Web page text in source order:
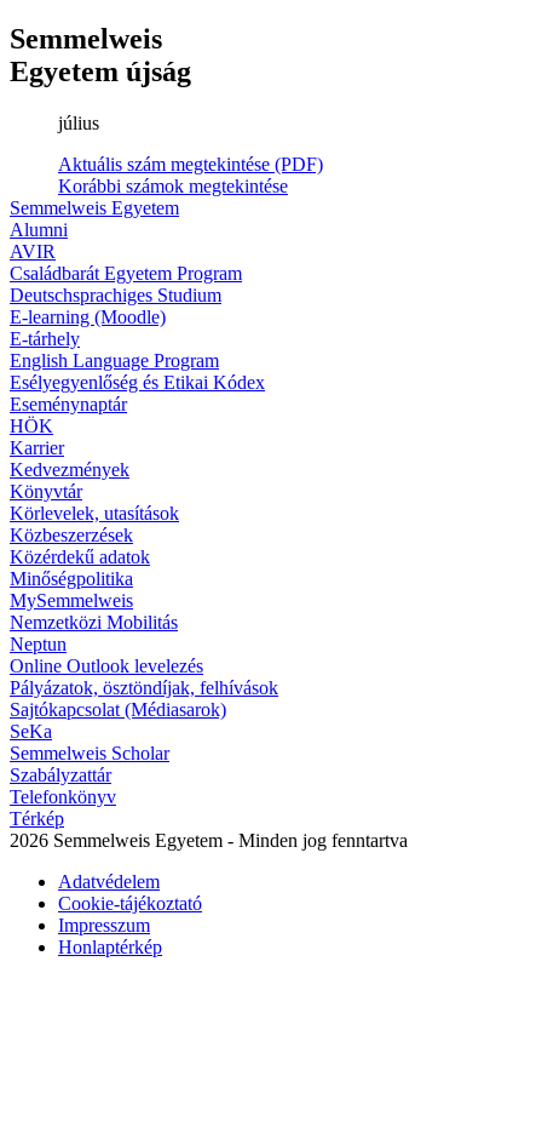
Semmelweis
Egyetem újság
július
Aktuális szám megtekintése (PDF)
Korábbi számok megtekintése
Semmelweis Egyetem
Alumni
AVIR
Családbarát Egyetem Program
Deutschsprachiges Studium
E-learning (Moodle)
E-tárhely
English Language Program
Esélyegyenlőség és Etikai Kódex
Eseménynaptár
HÖK
Karrier
Kedvezmények
Könyvtár
Körlevelek, utasítások
Közbeszerzések
Közérdekű adatok
Minőségpolitika
MySemmelweis
Nemzetközi Mobilitás
Neptun
Online Outlook levelezés
Pályázatok, ösztöndíjak, felhívások
Sajtókapcsolat (Médiasarok)
SeKa
Semmelweis Scholar
Szabályzattár
Telefonkönyv
Térkép
2026 Semmelweis Egyetem - Minden jog fenntartva
Adatvédelem
Cookie-tájékoztató
Impresszum
Honlaptérkép